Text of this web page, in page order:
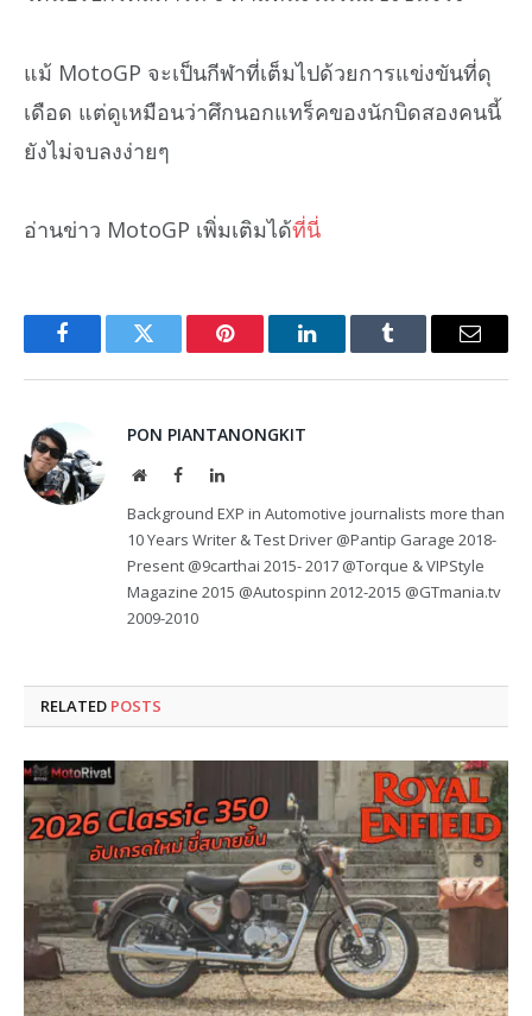
แม้ MotoGP จะเป็นกีฬาที่เต็มไปด้วยการแข่งขันที่ดุ
เดือด แต่ดูเหมือนว่าศึกนอกแทร็คของนักบิดสองคนนี้
ยังไม่จบลงง่ายๆ
อ่านข่าว MotoGP เพิ่มเติมได้ที่นี่
FacebookTwitter Pinterest LinkedInTumblr Email
PON PIANTANONGKIT
WebsiteFacebookLinkedIn
Background EXP in Automotive journalists more than
10 Years Writer & Test Driver @Pantip Garage 2018-
Present @9carthai 2015- 2017 @Torque & VIPStyle
Magazine 2015 @Autospinn 2012-2015 @GTmania.tv
2009-2010
RELATED POSTS